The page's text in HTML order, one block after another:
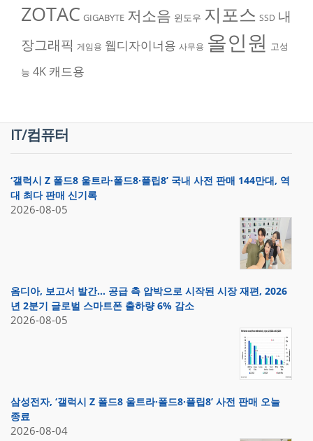
ZOTAC GIGABYTE 저소음 윈도우 지포스 SSD 내
장그래픽 게임용 웹디자이너용 사무용 올인원 고성
능 4K 캐드용
IT/컴퓨터
‘갤럭시 Z 폴드8 울트라·폴드8·플립8’ 국내 사전 판매 144만대, 역
대 최다 판매 신기록
2026-08-05
옴디아, 보고서 발간… 공급 측 압박으로 시작된 시장 재편, 2026
년 2분기 글로벌 스마트폰 출하량 6% 감소
2026-08-05
삼성전자, ‘갤럭시 Z 폴드8 울트라·폴드8·플립8’ 사전 판매 오늘
종료
2026-08-04